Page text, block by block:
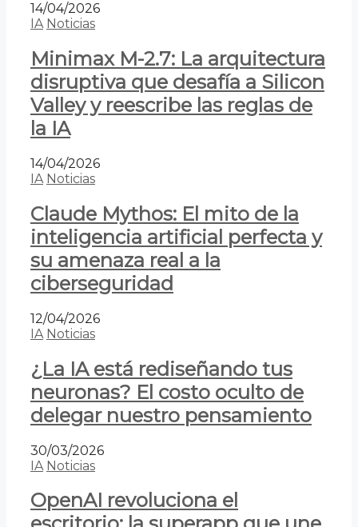
14/04/2026
IA Noticias
Minimax M-2.7: La arquitectura
disruptiva que desafía a Silicon
Valley y reescribe las reglas de
la IA
14/04/2026
IA Noticias
Claude Mythos: El mito de la
inteligencia artificial perfecta y
su amenaza real a la
ciberseguridad
12/04/2026
IA Noticias
¿La IA está rediseñando tus
neuronas? El costo oculto de
delegar nuestro pensamiento
30/03/2026
IA Noticias
OpenAI revoluciona el